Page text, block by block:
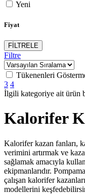
Yeni
Fiyat
FİLTRELE
Filtre
Tükenenleri
3 4
İlgili kategoriye ait ürün
Kalorifer
Kalorifer kazan fanları,
verimini artırmak ve
sağlamak amacıyla
ekipmanlarıdır.
çalışan kalorifer
modellerini